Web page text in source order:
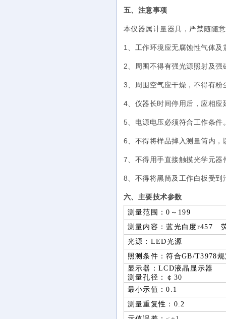
五、注意事项
本仪器属计量器具，严禁随随
1、工作环境应无腐蚀性气体及
2、周围不得有强光源照射及强
3、周围空气应干燥，不得有粉
4、仪器长时间停用后，应相
5、电源电压必须符合工作条件
6、不得将样品掉入测量筒内，
7、不得用手直接触摸光学元
8、不得将黑筒及工作白板受
六、主要技术参数
测量范围：0～199
测量内容：蓝光白度r457
光源：LED光源
照测条件：符合GB/T3978
显示器：LCD液晶显示器
测量孔径：￠30
最小示值：0.1
测量重复性：0.2